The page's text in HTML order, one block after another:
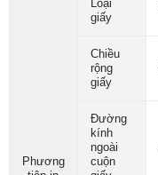
Phương
Loại
giấy
Chiều
rộng
giấy
Đường
kính
ngoài
cuộn